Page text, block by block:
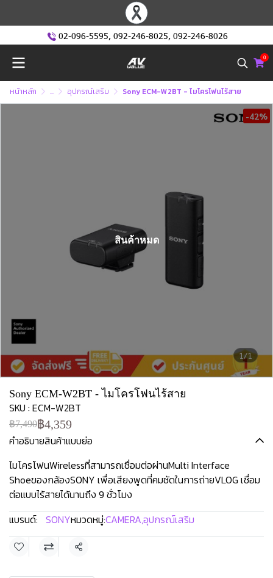
02-096-5595, 092-246-8025, 092-246-8026
0
หน้าหลัก ... อุปกรณ์เสริม Sony ECM-W2BT - ไมโครโฟนไร้สาย
1/1
-42%
สินค้าหมด
Sony ECM-W2BT - ไมโครโฟนไร้สาย
SKU : ECM-W2BT
฿7,490฿4,359
คำอธิบายสินค้าแบบย่อ
ไมโครโฟนWirelessที่สามารถเชื่อมต่อผ่านMulti Interface
Shoeของกล้องSONY เพื่อเสียงพูดที่คมชัดในการถ่ายVLOG เชื่อม
ต่อแบบไร้สายได้นานถึง 9 ชั่วโมง
แบรนด์: SONYหมวดหมู่:CAMERA,อุปกรณ์เสริม
แชร์